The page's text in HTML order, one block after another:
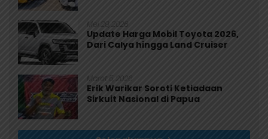
Mei 29, 2026
Update Harga Mobil Toyota 2026,
Dari Calya hingga Land Cruiser
Maret 5, 2026
Erik Warikar Soroti Ketiadaan
Sirkuit Nasional di Papua